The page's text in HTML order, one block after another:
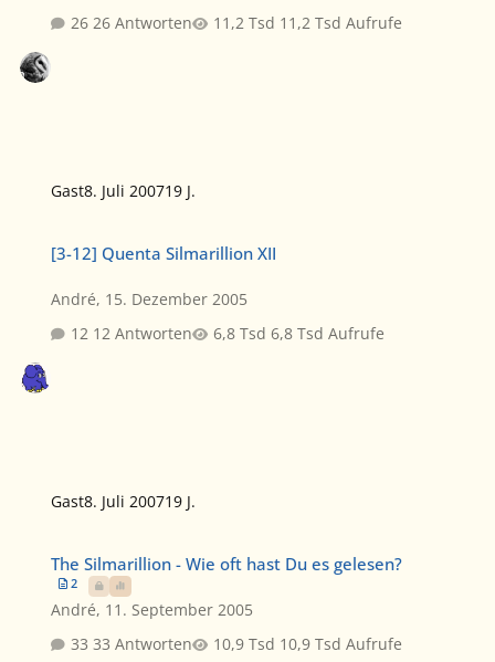
26 Antworten
11,2 Tsd Aufrufe
Gast8. Juli 200719 J.
[3-12] Quenta Silmarillion XII
André, 15. Dezember 2005
12 Antworten
6,8 Tsd Aufrufe
Gast8. Juli 200719 J.
The Silmarillion - Wie oft hast Du es gelesen?
2
André, 11. September 2005
33 Antworten
10,9 Tsd Aufrufe